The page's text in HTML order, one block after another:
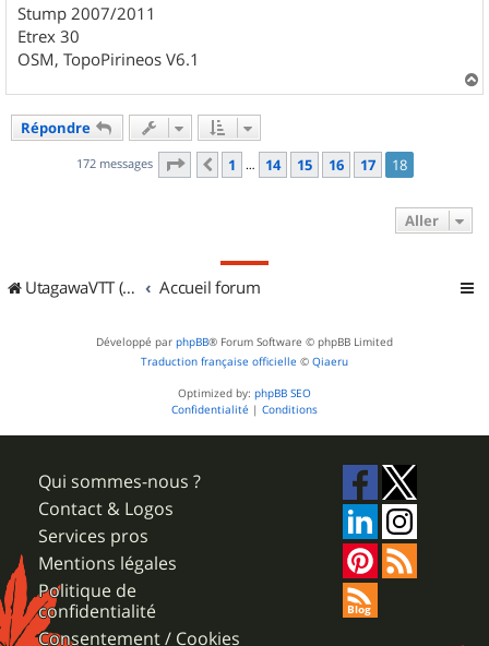
Stump 2007/2011
Etrex 30
OSM, TopoPirineos V6.1
a
Répondre
172 messages Page 18 sur18
Précédent
1 … 14 15 16 17 18
Aller
UtagawaVTT (Randos VTT et VTTAE avec traces GPS) Accueil forum
Développé par phpBB® Forum Software © phpBB Limited
Traduction française officielle © Qiaeru
Optimized by: phpBB SEO
Confidentialité | Conditions
Qui sommes-nous ?
Contact & Logos
Services pros
Mentions légales
Politique de
confidentialité
Consentement / Cookies